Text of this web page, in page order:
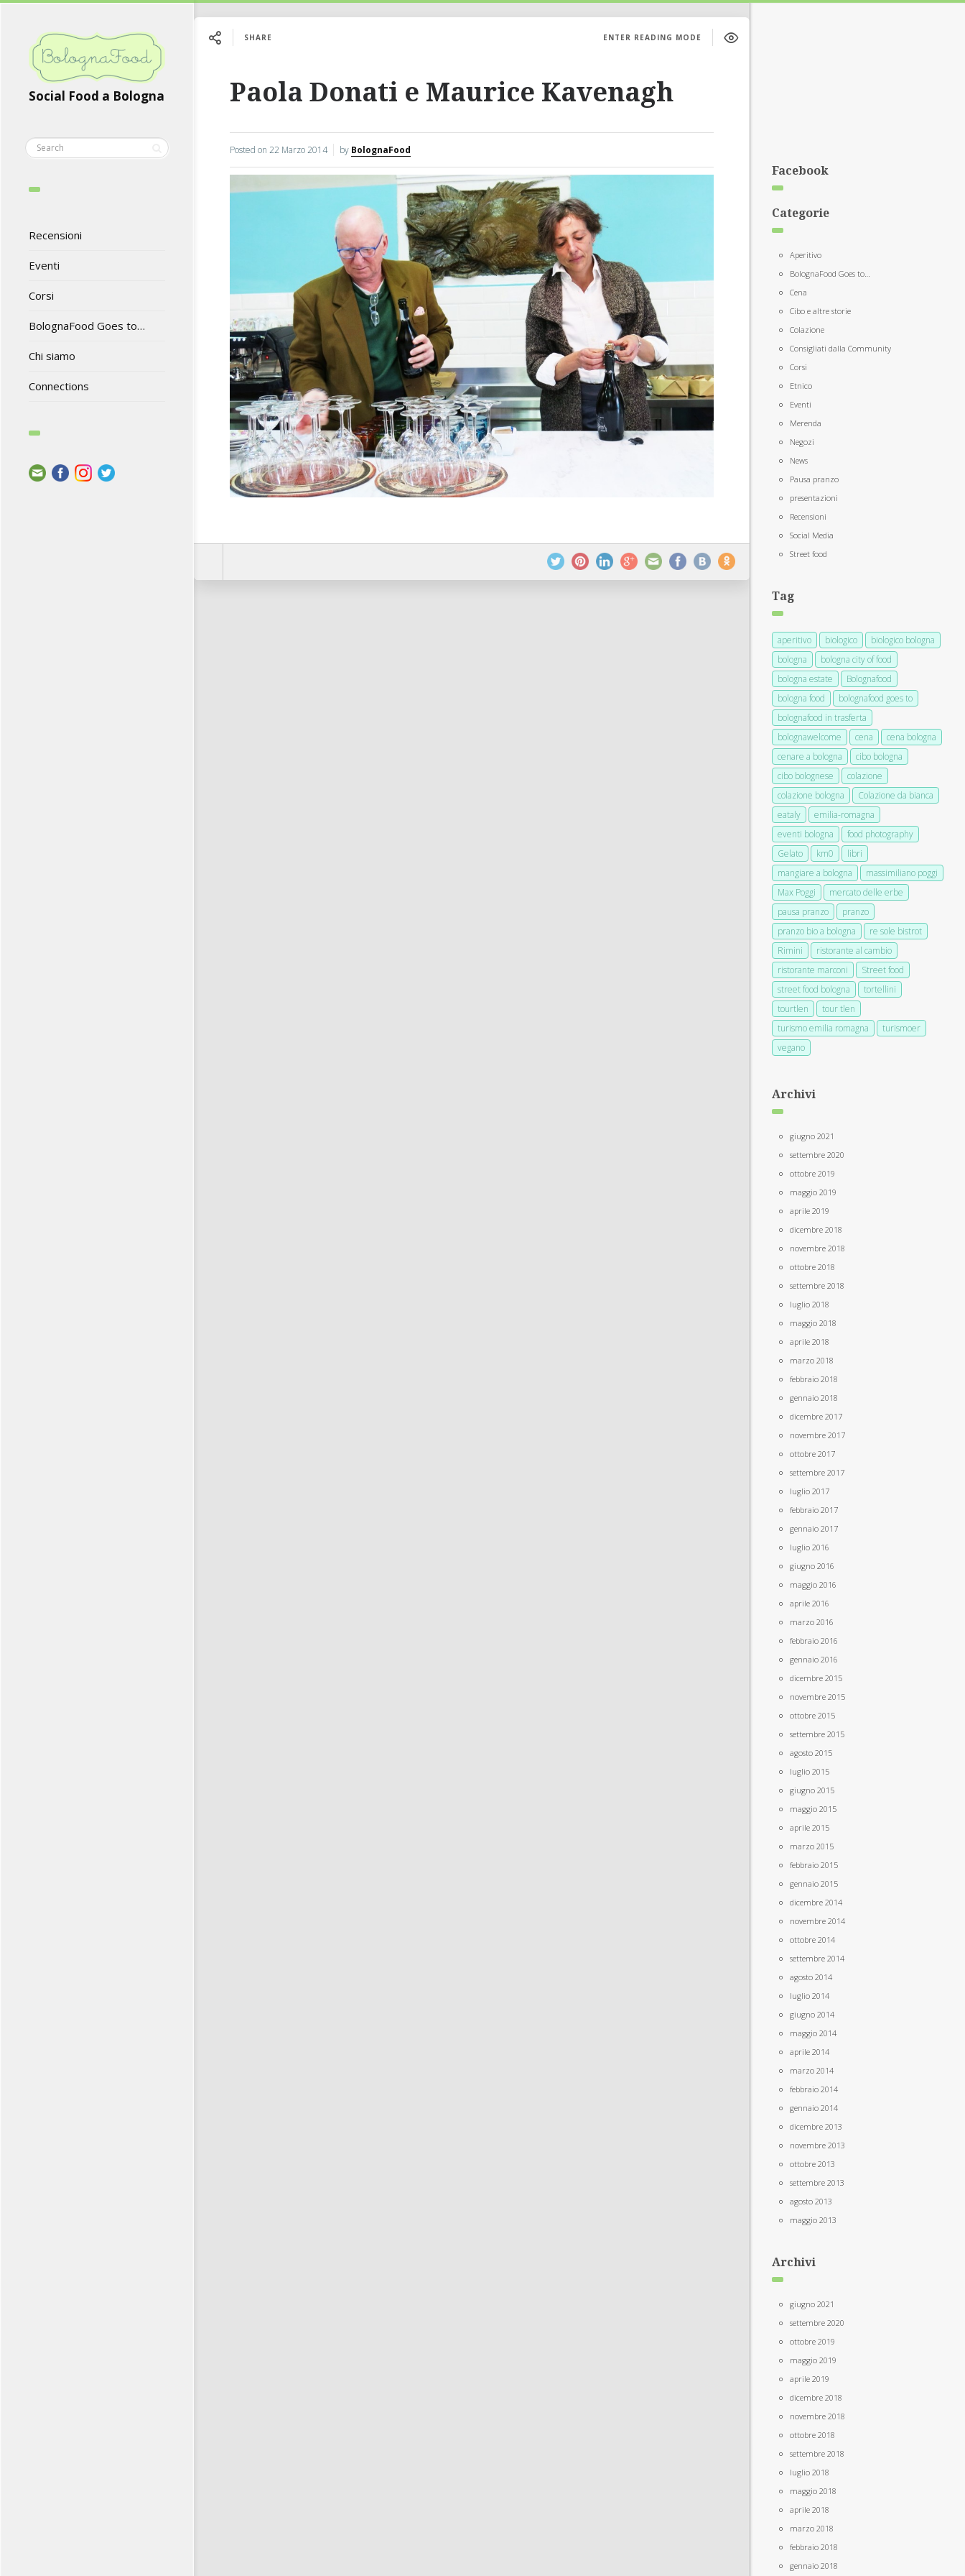
Social Food a Bologna
Recensioni
Eventi
Corsi
BolognaFood Goes to…
Chi siamo
Connections
SHARE ENTER READING MODE
Paola Donati e Maurice Kavenagh
Posted on 22 Marzo 2014 by BolognaFood
Facebook
Categorie
Aperitivo
BolognaFood Goes to…
Cena
Cibo e altre storie
Colazione
Consigliati dalla Community
Corsi
Etnico
Eventi
Merenda
Negozi
News
Pausa pranzo
presentazioni
Recensioni
Social Media
Street food
Tag
aperitivo biologico
biologico bologna
bologna
bologna city of food
bologna estate
Bolognafood
bologna food
bolognafood goes to
bolognafood in trasferta
bolognawelcome
cena
cena bologna
cenare a bologna
cibo bologna
cibo bolognese
colazione
colazione bologna
Colazione da bianca
eataly
emilia-romagna
eventi bologna
food photography
Gelato
km0
libri
mangiare a bologna
massimiliano poggi
Max Poggi
mercato delle erbe
pausa pranzo
pranzo
pranzo bio a bologna
re sole bistrot
Rimini
ristorante al cambio
ristorante marconi
Street food
street food bologna
tortellini
tourtlen
tour tlen
turismo emilia romagna
turismoer
vegano
Archivi
giugno 2021
settembre 2020
ottobre 2019
maggio 2019
aprile 2019
dicembre 2018
novembre 2018
ottobre 2018
settembre 2018
luglio 2018
maggio 2018
aprile 2018
marzo 2018
febbraio 2018
gennaio 2018
dicembre 2017
novembre 2017
ottobre 2017
settembre 2017
luglio 2017
febbraio 2017
gennaio 2017
luglio 2016
giugno 2016
maggio 2016
aprile 2016
marzo 2016
febbraio 2016
gennaio 2016
dicembre 2015
novembre 2015
ottobre 2015
settembre 2015
agosto 2015
luglio 2015
giugno 2015
maggio 2015
aprile 2015
marzo 2015
febbraio 2015
gennaio 2015
dicembre 2014
novembre 2014
ottobre 2014
settembre 2014
agosto 2014
luglio 2014
giugno 2014
maggio 2014
aprile 2014
marzo 2014
febbraio 2014
gennaio 2014
dicembre 2013
novembre 2013
ottobre 2013
settembre 2013
agosto 2013
maggio 2013
Archivi
giugno 2021
settembre 2020
ottobre 2019
maggio 2019
aprile 2019
dicembre 2018
novembre 2018
ottobre 2018
settembre 2018
luglio 2018
maggio 2018
aprile 2018
marzo 2018
febbraio 2018
gennaio 2018